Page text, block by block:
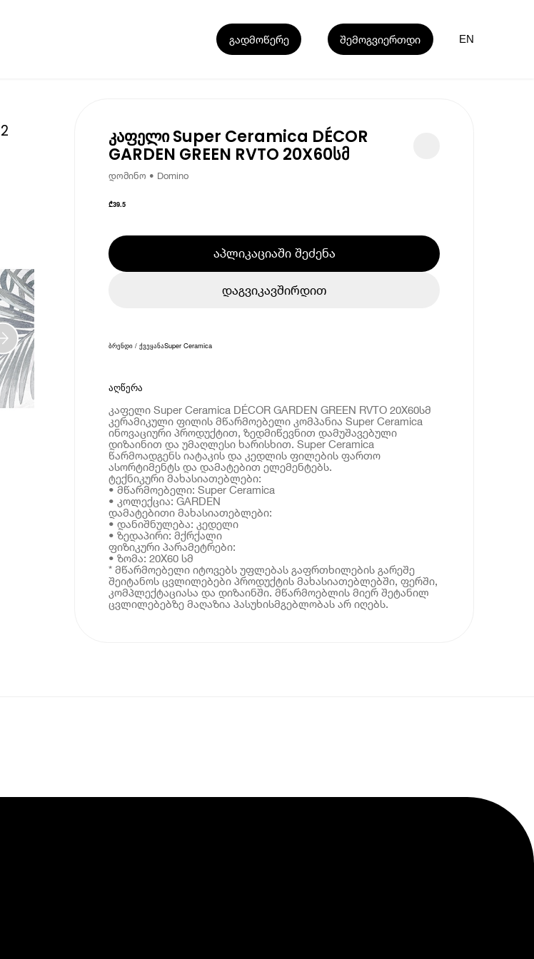
გადმოწერე შემოგვიერთდი EN
2 კაფელი Super Ceramica DÉCOR
GARDEN GREEN RVTO 20X60სმ
დომინო • Domino
₾39.5
აპლიკაციაში შეძენა
დაგვიკავშირდით
ბრენდი / ქვეყანაSuper Ceramica
აღწერა
კაფელი Super Ceramica DÉCOR GARDEN GREEN RVTO 20X60სმ
კერამიკული ფილის მწარმოებელი კომპანია Super Ceramica
ინოვაციური პროდუქტით, ზედმიწევნით დამუშავებული
დიზაინით და უმაღლესი ხარისხით. Super Ceramica
წარმოადგენს იატაკის და კედლის ფილების ფართო
ასორტიმენტს და დამატებით ელემენტებს.
ტექნიკური მახასიათებლები:
• მწარმოებელი: Super Ceramica
• კოლექცია: GARDEN
დამატებითი მახასიათებლები:
• დანიშნულება: კედელი
• ზედაპირი: მქრქალი
ფიზიკური პარამეტრები:
• ზომა: 20X60 სმ
* მწარმოებელი იტოვებს უფლებას გაფრთხილების გარეშე
შეიტანოს ცვლილებები პროდუქტის მახასიათებლებში, ფერში,
კომპლექტაციასა და დიზაინში. მწარმოებლის მიერ შეტანილ
ცვლილებებზე მაღაზია პასუხისმგებლობას არ იღებს.